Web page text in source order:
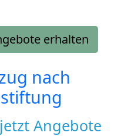
erhalten
nach
Angebote